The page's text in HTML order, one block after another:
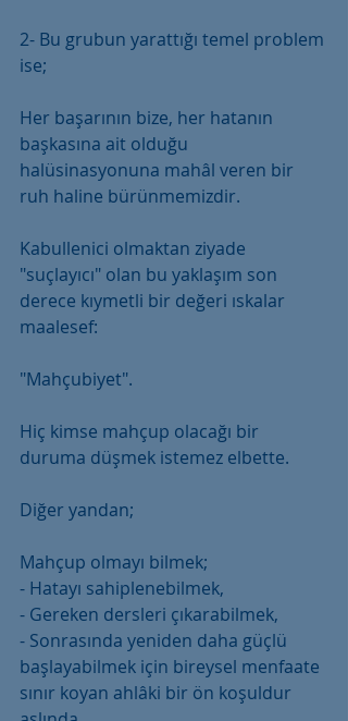
2- Bu grubun yarattığı temel problem
ise;
Her başarının bize, her hatanın
başkasına ait olduğu
halüsinasyonuna mahâl veren bir
ruh haline bürünmemizdir.
Kabullenici olmaktan ziyade
"suçlayıcı" olan bu yaklaşım son
derece kıymetli bir değeri ıskalar
maalesef:
"Mahçubiyet".
Hiç kimse mahçup olacağı bir
duruma düşmek istemez elbette.
Diğer yandan;
Mahçup olmayı bilmek;
- Hatayı sahiplenebilmek,
- Gereken dersleri çıkarabilmek,
- Sonrasında yeniden daha güçlü
başlayabilmek için bireysel menfaate
sınır koyan ahlâki bir ön koşuldur